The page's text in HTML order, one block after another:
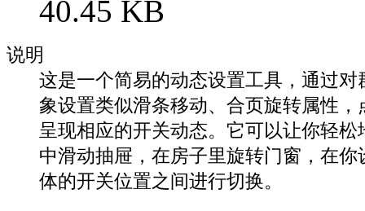
40.45 KB
说明
这是一个简易的动态设置工具，通过对
象设置类似滑条移动、合页旋转属性，
呈现相应的开关动态。它可以让你轻松
中滑动抽屉，在房子里旋转门窗，在你
体的开关位置之间进行切换。